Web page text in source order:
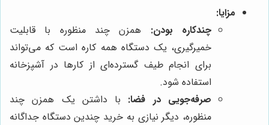
مزایا:
چندکاره بودن: همزن چند منظوره با قابلیت
خمیرگیری، یک دستگاه همه کاره است که می‌تواند
برای انجام طیف گسترده‌ای از کارها در آشپزخانه
استفاده شود.
صرفه‌جویی در فضا: با داشتن یک همزن چند
منظوره، دیگر نیازی به خرید چندین دستگاه جداگانه